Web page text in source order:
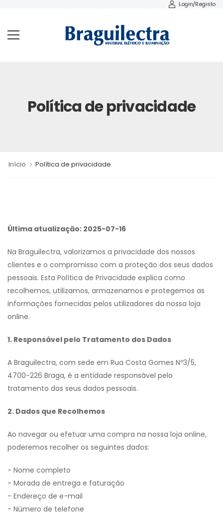
Login/Registo
Política de privacidade
Início Política de privacidade
Última atualização: 2025-07-16
Na Braguilectra, valorizamos a privacidade dos nossos
clientes e o compromisso com a proteção dos seus dados
pessoais. Esta Política de Privacidade explica como
recolhemos, utilizamos, armazenamos e protegemos as
informações fornecidas pelos utilizadores da nossa loja
online.
1. Responsável pelo Tratamento dos Dados
A Braguilectra, com sede em Rua Costa Gomes Nº3/5,
4700-226 Braga, é a entidade responsável pelo
tratamento dos seus dados pessoais.
2. Dados que Recolhemos
Ao navegar ou efetuar uma compra na nossa loja online,
poderemos recolher os seguintes dados:
- Nome completo
- Morada de entrega e faturação
- Endereço de e-mail
- Número de telefone